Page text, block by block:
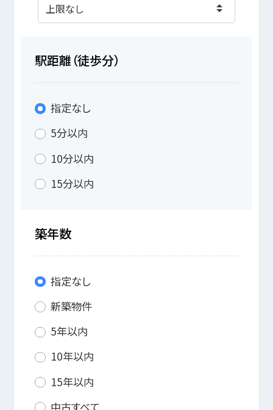
駅距離（徒歩分）
指定なし
5分以内
10分以内
15分以内
築年数
指定なし
新築物件
5年以内
10年以内
15年以内
中古すべて